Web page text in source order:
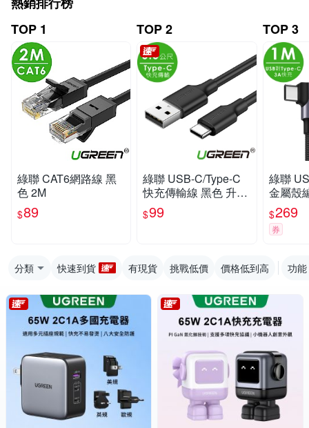
TOP 1
綠聯 CAT6網路線 黑
色 2M
$89
TOP 2
綠聯 USB-C/Type-C
快充傳輸線 黑色 升級
版 (0.5公尺)
$99
TOP 3
綠聯
金屬殼
電競
$269
券
分類 快速到貨 有現貨 挑戰低價 價格低到高 功能